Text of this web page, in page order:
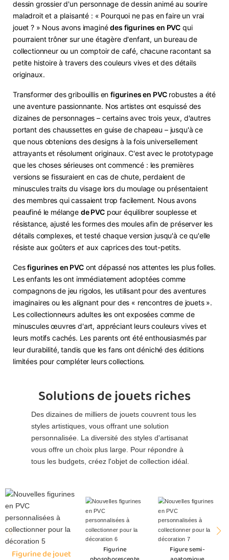
dessin grossier d'un personnage de dessin animé au sourire
maladroit et a plaisanté : « Pourquoi ne pas en faire un vrai
jouet ? » Nous avons imaginédes figurines en PVC qui
pourraient trôner sur une étagère d'enfant, un bureau de
collectionneur ou un comptoir de café, chacune racontant sa
petite histoire à travers des couleurs vives et des détails
originaux.
Transformer des gribouillis enfigurines en PVCrobustes a été
une aventure passionnante. Nos artistes ont esquissé des
dizaines de personnages – certains avec trois yeux, d'autres
portant des chaussettes en guise de chapeau – jusqu'à ce
que nous obtenions des designs à la fois universellement
attrayants et résolument originaux. C'est avec le prototypage
que les choses sérieuses ont commencé : les premières
versions se fissuraient en cas de chute, perdaient de
minuscules traits du visage lors du moulage ou présentaient
des membres qui cassaient trop facilement. Nous avons
peaufiné le mélange de PVCpour équilibrer souplesse et
résistance, ajusté les formes des moules afin de préserver les
détails complexes, et testé chaque version jusqu'à ce qu'elle
résiste aux goûters et aux caprices des tout-petits.
Cesfigurines en PVCont dépassé nos attentes les plus folles.
Les enfants les ont immédiatement adoptées comme
compagnons de jeu rigolos, les utilisant pour des aventures
imaginaires ou les alignant pour des « rencontres de jouets ».
Les collectionneurs adultes les ont exposées comme de
minuscules œuvres d'art, appréciant leurs couleurs vives et
leurs motifs cachés. Les parents ont été enthousiasmés par
leur durabilité, tandis que les fans ont déniché des éditions
limitées pour compléter leurs collections.
Solutions de jouets riches
Des dizaines de milliers de jouets couvrent tous les
styles artistiques, vous offrant une solution
personnalisée. La diversité des styles d'artisanat
vous offre un choix plus large. Pour répondre à
tous les budgets, créez l'objet de collection idéal.
Figurine de jouet
Figurine
Figure semi-